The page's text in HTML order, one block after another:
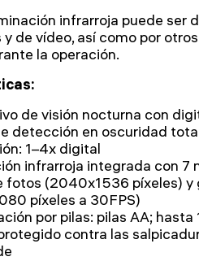
infrarroja puede ser
de vídeo, así como por
la operación.
de visión nocturna con
detección en oscuridad
1–4x digital
infrarroja integrada con 7
fotos (2040x1536 píxeles) y
píxeles a 30FPS)
por pilas: pilas AA;
contra las